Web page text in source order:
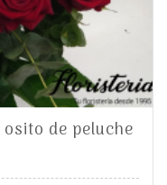
de peluche